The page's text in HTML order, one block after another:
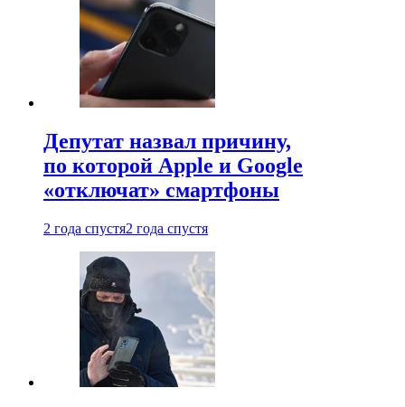
Депутат назвал причину,
по которой Apple и Google
«отключат» смартфоны
2 года спустя2 года спустя